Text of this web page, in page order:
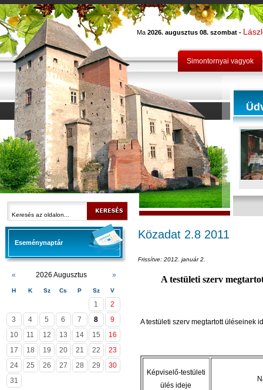
Ma 2026. augusztus 08. szombat -
Simontornyai vagyok
Eseménynaptár
« 2026 Augusztus »
H K Sz Cs P Sz V
1
2
3
4 5 6 7 8
9
10
11 12 13 14 15
16
17
18 19 20 21 22
23
24
25 26 27 28 29
30
31
Közadat 2.8 2011
Frissítve: 2012. január 2.
A testületi szerv
A testületi szerv megtartott üléseinek
Képviselő-testületi
ülés ideje